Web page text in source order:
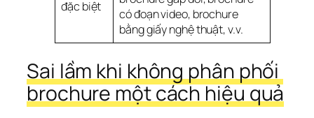
đặc biệt
có đoạn video, brochure
bằng giấy nghệ thuật, v.v.
Sai lầm khi không phân phối
brochure một cách hiệu quả